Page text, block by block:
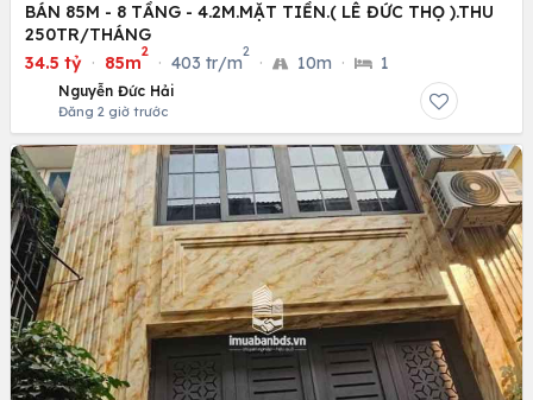
BÁN 85M - 8 TẦNG - 4.2M.MẶT TIỀN.( LÊ ĐỨC THỌ ).THU
250TR/THÁNG
34.5 tỷ · 85m
2
· 403 tr/m
2
· 10m · 1
Nguyễn Đức Hải
Đăng 2 giờ trước